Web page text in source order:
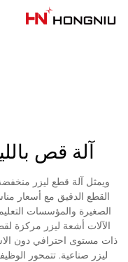
آلة قص
ويمثل آلة قطع ليزر منخفضة
القطع الدقيق مع أسعار
الصغيرة والمؤسسات
الآلات أشعة ليزر مركزة
ذات مستوى احترافي دون
ليزر صناعية. تتمحور